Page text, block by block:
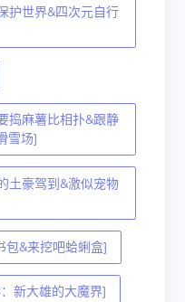
护世界&四次元自行
捣麻薯比相扑&跟静
雪场]
土豪驾到&激似宠物
包&来挖吧蛤蜊盒]
新大雄的大魔界]